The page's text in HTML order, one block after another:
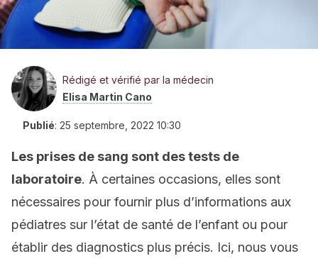
Rédigé et vérifié par la médecin
Elisa Martin Cano
Publié: 25 septembre, 2022 10:30
Les prises de sang sont des tests de
laboratoire. À certaines occasions, elles sont
nécessaires pour fournir plus d’informations aux
pédiatres sur l’état de santé de l’enfant ou pour
établir des diagnostics plus précis. Ici, nous vous